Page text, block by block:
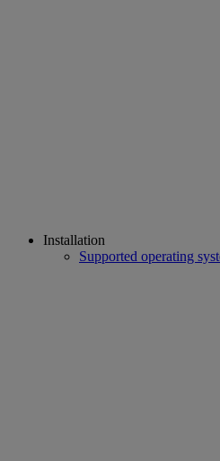
Installation
Supported operating